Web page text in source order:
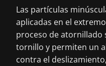
Las partículas
aplicadas en el
proceso de atornillado
tornillo y permiten un
contra el